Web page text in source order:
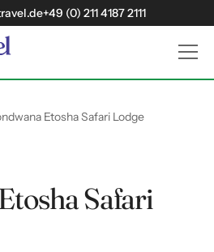
+49 (0) 211 4187 2111
Etosha Safari Lodge
Safari